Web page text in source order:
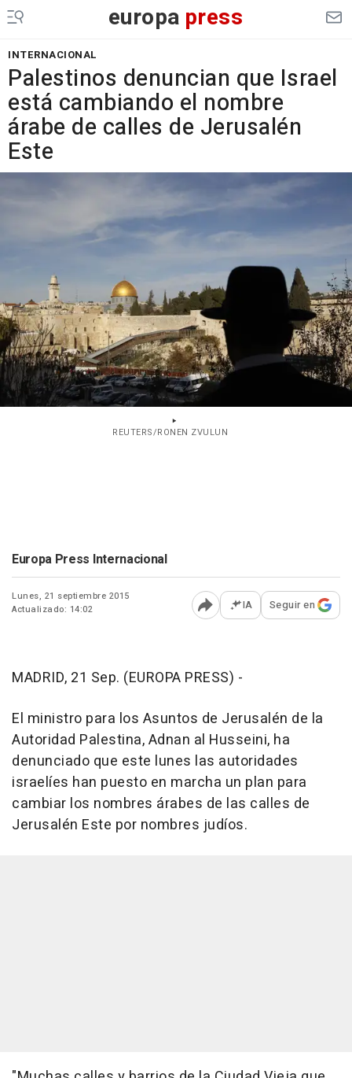
europa press
INTERNACIONAL
Palestinos denuncian que Israel
está cambiando el nombre
árabe de calles de Jerusalén
Este
REUTERS/RONEN ZVULUN
Europa Press Internacional
Lunes, 21 septiembre 2015
Actualizado: 14:02
Abrir opciones para
IA Seguir en
MADRID, 21 Sep. (EUROPA PRESS) -
El ministro para los Asuntos de Jerusalén de la
Autoridad Palestina, Adnan al Husseini, ha
denunciado que este lunes las autoridades
israelíes han puesto en marcha un plan para
cambiar los nombres árabes de las calles de
Jerusalén Este por nombres judíos.